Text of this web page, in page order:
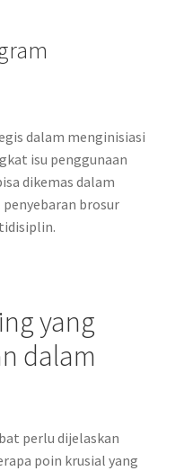
dalam menginisiasi
isu penggunaan
dikemas dalam
brosur
yang
dalam
perlu dijelaskan
poin krusial yang